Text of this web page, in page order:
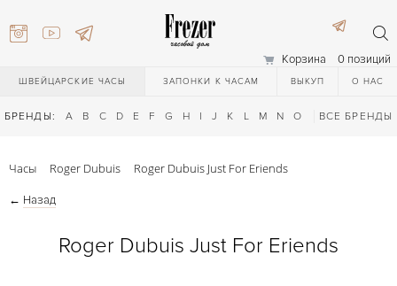
Корзина 0 позиций
ШВЕЙЦАРСКИЕ ЧАСЫ ЗАПОНКИ К ЧАСАМ ВЫКУП О НАС
БРЕНДЫ: A B C D E F G H I J K L M N O Q R S T
ВСЕ БРЕНДЫ
Часы Roger Dubuis Roger Dubuis Just For Eriends
← Назад
Roger Dubuis Just For Eriends